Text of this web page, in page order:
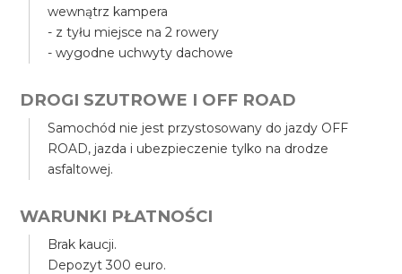
wewnątrz kampera
- z tyłu miejsce na 2 rowery
- wygodne uchwyty dachowe
DROGI SZUTROWE I OFF ROAD
Samochód nie jest przystosowany do jazdy OFF
ROAD, jazda i ubezpieczenie tylko na drodze
asfaltowej.
WARUNKI PŁATNOŚCI
Brak kaucji.
Depozyt 300 euro.